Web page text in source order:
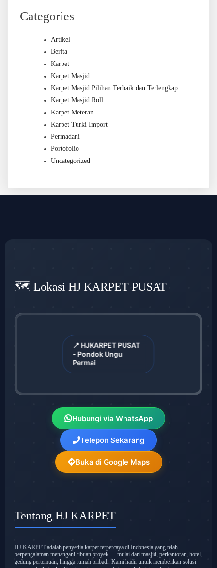
Categories
Artikel
Berita
Karpet
Karpet Masjid
Karpet Masjid Pilihan Terbaik dan Terlengkap
Karpet Masjid Roll
Karpet Meteran
Karpet Turki Import
Permadani
Portofolio
Uncategorized
🗺️ Lokasi HJ KARPET PUSAT
📍 HJKARPET PUSAT
- Pondok Ungu
Permai
Hubungi via WhatsApp
Telepon Sekarang
Buka di Google Maps
Tentang HJ KARPET
HJ KARPET adalah penyedia karpet terpercaya di Indonesia yang telah
berpengalaman menangani ribuan proyek — mulai dari masjid, perkantoran, hotel,
gedung pertemuan, hingga rumah pribadi. Kami hadir untuk memberikan solusi